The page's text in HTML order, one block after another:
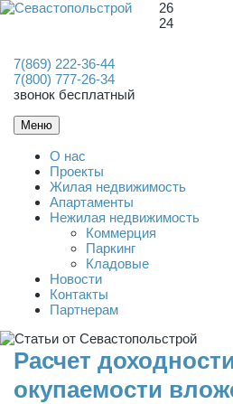
26
24
7(869) 222-36-44
7(800) 777-26-34
звонок бесплатный
Меню
О нас
Проекты
Жилая недвижимость
Апартаменты
Нежилая недвижимость
Коммерция
Паркинг
Кладовые
Новости
Контакты
Партнерам
Расчет
окупаемости